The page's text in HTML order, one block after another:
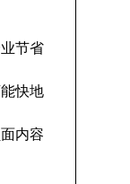
节省
快地
内容